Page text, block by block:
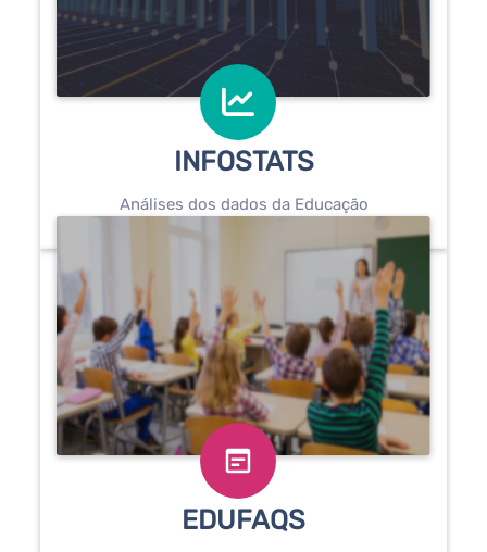
INFOSTATS
Análises dos dados da Educação
wysiwyg
EDUFAQS